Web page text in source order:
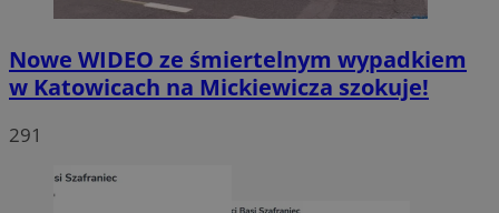
Nowe WIDEO ze śmiertelnym wypadkiem
w Katowicach na Mickiewicza szokuje!
291